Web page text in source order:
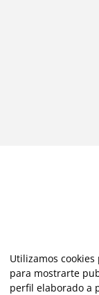
Utilizamos
para mostrarte
perfil elaborado a